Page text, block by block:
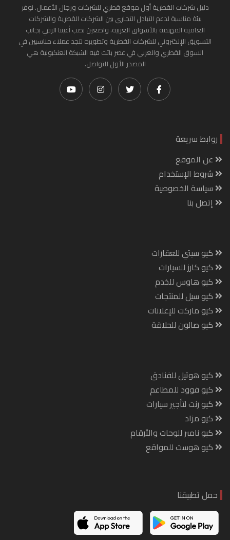
دليل شركات القطرية أول موقع قطري للشركات ورجال الأعمال. نوفر
بيئة مناسبة لدعم التبادل التجاري بين الشركات القطرية والشركات
العامية المهتمة بالأسواق العربية. واضعين نصب أعيننا الرقي بجانب
التسويق الإلكتروني للشركات القطرية وتطويره لتجد عملاء مناسبين في
السوق القطري والعربي في عصر باتت فيه الشبكة العنكبونية هي
المصدر الأول للتواصل.
روابط سريعة
عن الموقع
شروط الإستخدام
سياسة الخصوصية
إتصل بنا
كيو سيتي للعقارات
كيو كارز للسيارات
كيو هاوس للخدم
كيو سيل للمنتجات
كيو ماركت للإعلانات
كيو صالون للحلاقة
كيو هوتيل للفنادق
كيو فوود للمطاعم
كيو رنت لتأجير سيارات
كيو مزاد
كيو نامبر للوحات والأرقام
كيو هوست للمواقع
حمل تطبيقنا